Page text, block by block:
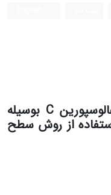
بهینه سازی تولید تخمیری سفالوسپورین C بوسیله
استفاده از روش سطح